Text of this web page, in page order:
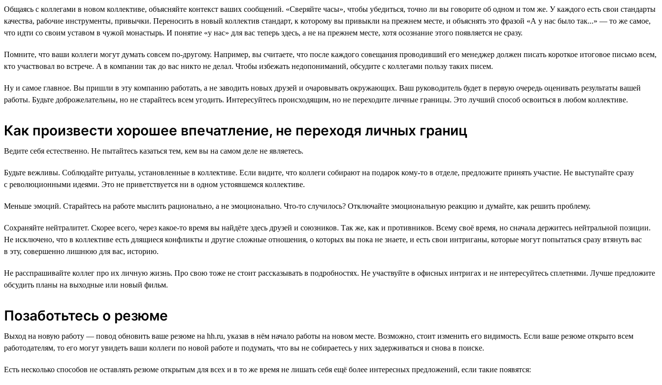
Общаясь с коллегами в новом коллективе, объясняйте контекст ваших сообщений. «Сверяйте часы», чтобы убедиться, точно ли вы говорите об одном и том же. У каждого есть свои стандарты
качества, рабочие инструменты, привычки. Переносить в новый коллектив стандарт, к которому вы привыкли на прежнем месте, и объяснять это фразой «А у нас было так...» — то же самое,
что идти со своим уставом в чужой монастырь. И понятие «у нас» для вас теперь здесь, а не на прежнем месте, хотя осознание этого появляется не сразу.
Помните, что ваши коллеги могут думать совсем по-другому. Например, вы считаете, что после каждого совещания проводивший его менеджер должен писать короткое итоговое письмо всем,
кто участвовал во встрече. А в компании так до вас никто не делал. Чтобы избежать недопониманий, обсудите с коллегами пользу таких писем.
Ну и самое главное. Вы пришли в эту компанию работать, а не заводить новых друзей и очаровывать окружающих. Ваш руководитель будет в первую очередь оценивать результаты вашей
работы. Будьте доброжелательны, но не старайтесь всем угодить. Интересуйтесь происходящим, но не переходите личные границы. Это лучший способ освоиться в любом коллективе.
Как произвести хорошее впечатление, не переходя личных границ
Ведите себя естественно. Не пытайтесь казаться тем, кем вы на самом деле не являетесь.
Будьте вежливы. Соблюдайте ритуалы, установленные в коллективе. Если видите, что коллеги собирают на подарок кому-то в отделе, предложите принять участие. Не выступайте сразу
с революционными идеями. Это не приветствуется ни в одном устоявшемся коллективе.
Меньше эмоций. Старайтесь на работе мыслить рационально, а не эмоционально. Что-то случилось? Отключайте эмоциональную реакцию и думайте, как решить проблему.
Сохраняйте нейтралитет. Скорее всего, через какое-то время вы найдёте здесь друзей и союзников. Так же, как и противников. Всему своё время, но сначала держитесь нейтральной позиции.
Не исключено, что в коллективе есть длящиеся конфликты и другие сложные отношения, о которых вы пока не знаете, и есть свои интриганы, которые могут попытаться сразу втянуть вас
в эту, совершенно лишнюю для вас, историю.
Не расспрашивайте коллег про их личную жизнь. Про свою тоже не стоит рассказывать в подробностях. Не участвуйте в офисных интригах и не интересуйтесь сплетнями. Лучше предложите
обсудить планы на выходные или новый фильм.
Позаботьтесь о резюме
Выход на новую работу — повод обновить ваше резюме на hh.ru, указав в нём начало работы на новом месте. Возможно, стоит изменить его видимость. Если ваше резюме открыто всем
работодателям, то его могут увидеть ваши коллеги по новой работе и подумать, что вы не собираетесь у них задерживаться и снова в поиске.
Есть несколько способов не оставлять резюме открытым для всех и в то же время не лишать себя ещё более интересных предложений, если такие появятся: